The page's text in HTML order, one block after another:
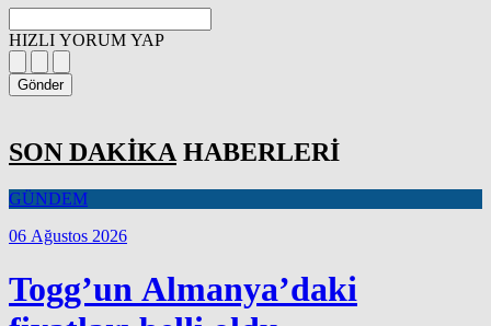
HIZLI YORUM YAP
Gönder
SON DAKİKA HABERLERİ
GÜNDEM
06 Ağustos 2026
Togg’un Almanya’daki